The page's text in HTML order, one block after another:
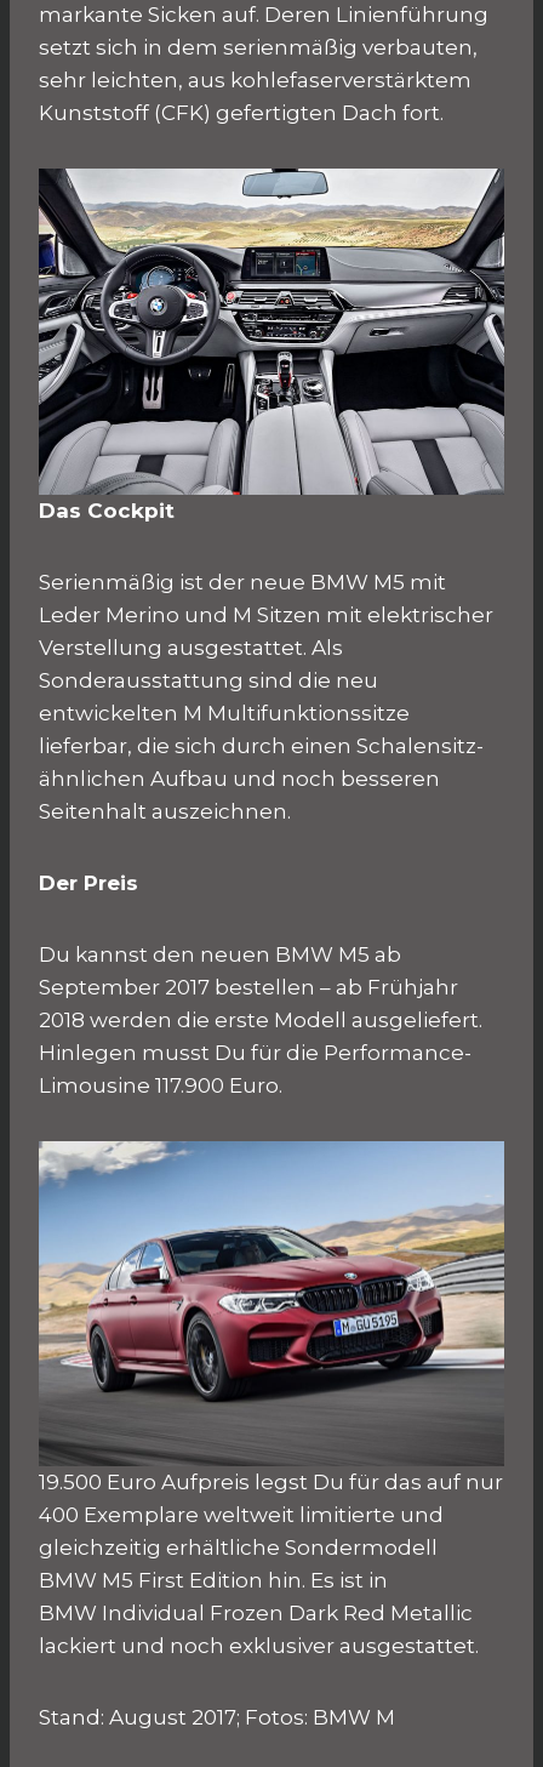
markante Sicken auf. Deren Linienführung
setzt sich in dem serienmäßig verbauten,
sehr leichten, aus kohlefaserverstärktem
Kunststoff (CFK) gefertigten Dach fort.
Das Cockpit
Serienmäßig ist der neue BMW M5 mit
Leder Merino und M Sitzen mit elektrischer
Verstellung ausgestattet. Als
Sonderausstattung sind die neu
entwickelten M Multifunktionssitze
lieferbar, die sich durch einen Schalensitz-
ähnlichen Aufbau und noch besseren
Seitenhalt auszeichnen.
Der Preis
Du kannst den neuen BMW M5 ab
September 2017 bestellen – ab Frühjahr
2018 werden die erste Modell ausgeliefert.
Hinlegen musst Du für die Performance-
Limousine 117.900 Euro.
19.500 Euro Aufpreis legst Du für das auf nur
400 Exemplare weltweit limitierte und
gleichzeitig erhältliche Sondermodell
BMW M5 First Edition hin. Es ist in
BMW Individual Frozen Dark Red Metallic
lackiert und noch exklusiver ausgestattet.
Stand: August 2017; Fotos: BMW M